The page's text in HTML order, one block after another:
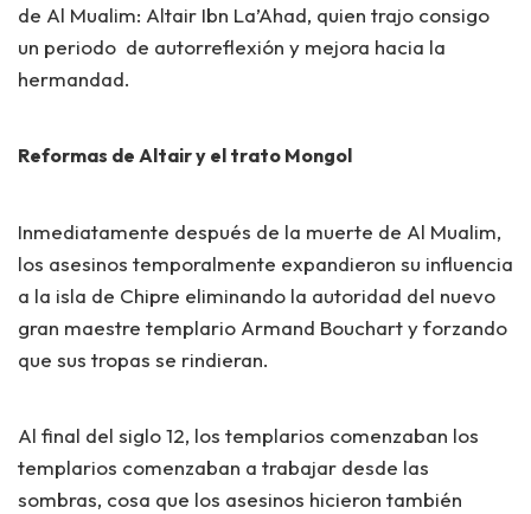
de Al Mualim: Altair Ibn La’Ahad, quien trajo consigo
un periodo de autorreflexión y mejora hacia la
hermandad.
Reformas de Altair y el trato Mongol
Inmediatamente después de la muerte de Al Mualim,
los asesinos temporalmente expandieron su influencia
a la isla de Chipre eliminando la autoridad del nuevo
gran maestre templario Armand Bouchart y forzando
que sus tropas se rindieran.
Al final del siglo 12, los templarios comenzaban los
templarios comenzaban a trabajar desde las
sombras, cosa que los asesinos hicieron también